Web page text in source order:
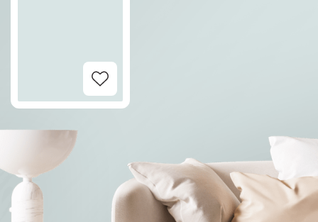
Add to Wishlist